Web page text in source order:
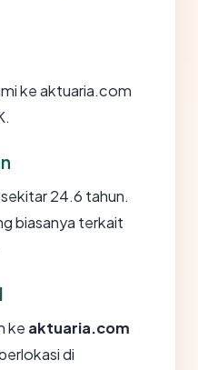
ke aktuaria.com
24.6 tahun.
biasanya terkait
ke aktuaria.com
di